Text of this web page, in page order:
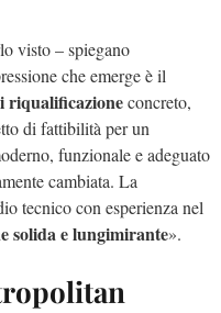
visto – spiegano
che emerge è il
riqualificazioneconcreto,
di fattibilità per un
funzionale e adeguato
cambiata. La
tecnico con esperienza nel
solida e lungimirante».